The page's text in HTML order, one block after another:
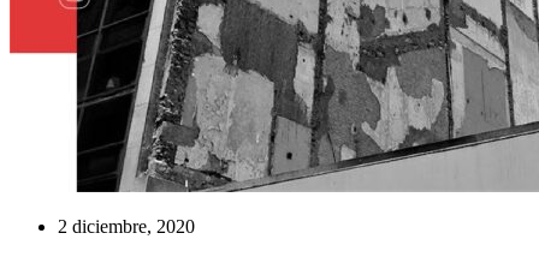
2 diciembre, 2020